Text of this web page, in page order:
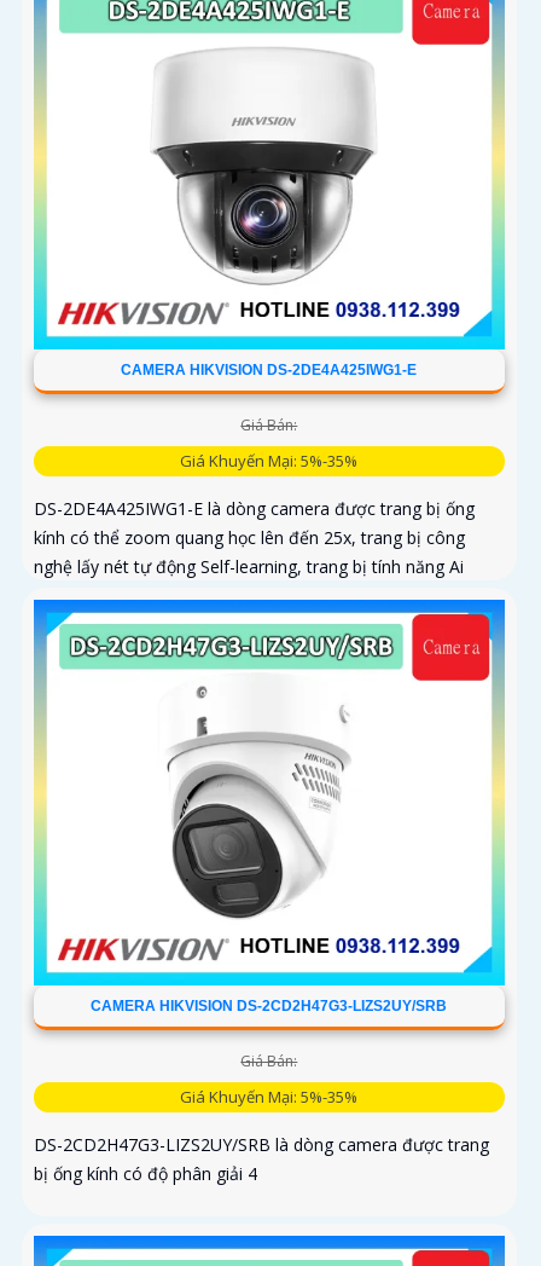
CAMERA HIKVISION DS-2DE4A425IWG1-E
Giá Bán:
Giá Khuyến Mại: 5%-35%
DS-2DE4A425IWG1-E là dòng camera được trang bị ống
kính có thể zoom quang học lên đến 25x, trang bị công
nghệ lấy nét tự động Self-learning, trang bị tính năng Ai
nhận diện chính xác tích hợp AcuSearch khi kết hợp chung
với đầu ghi hình, nhìn ban đêm bằng hồng ngoại 50m
CAMERA HIKVISION DS-2CD2H47G3-LIZS2UY/SRB
Giá Bán:
Giá Khuyến Mại: 5%-35%
DS-2CD2H47G3-LIZS2UY/SRB là dòng camera được trang
bị ống kính có độ phân giải 4